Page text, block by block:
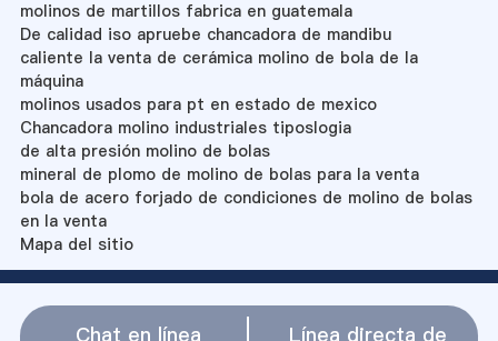
molinos de martillos fabrica en guatemala
De calidad iso apruebe chancadora de mandibu
caliente la venta de cerámica molino de bola de la
máquina
molinos usados para pt en estado de mexico
Chancadora molino industriales tiposlogia
de alta presión molino de bolas
mineral de plomo de molino de bolas para la venta
bola de acero forjado de condiciones de molino de bolas
en la venta
Mapa del sitio
Chat en línea Línea directa de